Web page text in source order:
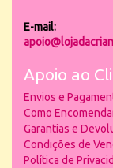
E-mail:
Apoio ao
Envios e
Como
Garantias e
Condições de
Política de